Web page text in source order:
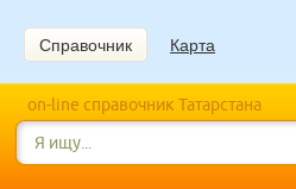
Справочник Карта
on-line справочник Татарстана